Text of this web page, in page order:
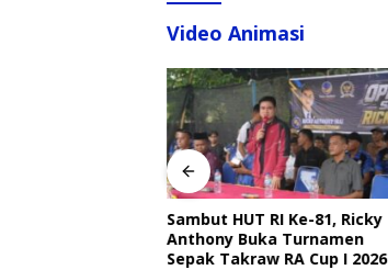
Video Animasi
Sambut HUT RI Ke-81, Ricky
Anthony Buka Turnamen
Sepak Takraw RA Cup I 2026